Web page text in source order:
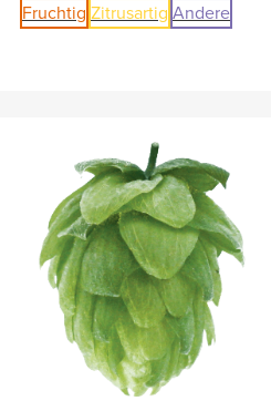
Fruchtig Zitrusartig Andere